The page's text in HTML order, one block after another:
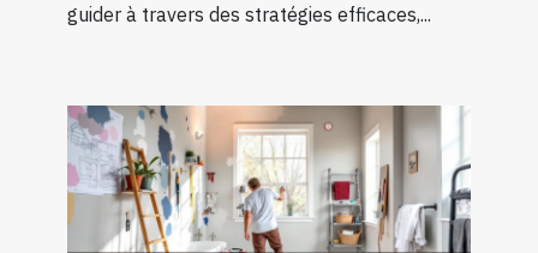
guider à travers des stratégies efficaces,...